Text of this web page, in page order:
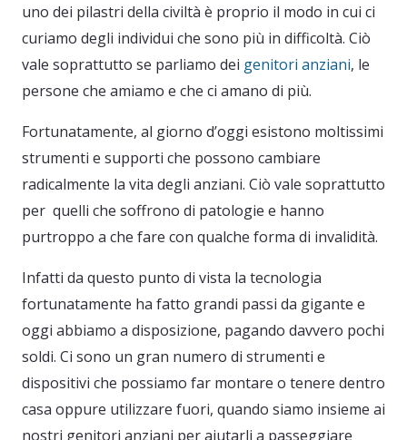
uno dei pilastri della civiltà è proprio il modo in cui ci
curiamo degli individui che sono più in difficoltà. Ciò
vale soprattutto se parliamo dei genitori anziani, le
persone che amiamo e che ci amano di più.
Fortunatamente, al giorno d’oggi esistono moltissimi
strumenti e supporti che possono cambiare
radicalmente la vita degli anziani. Ciò vale soprattutto
per quelli che soffrono di patologie e hanno
purtroppo a che fare con qualche forma di invalidità.
Infatti da questo punto di vista la tecnologia
fortunatamente ha fatto grandi passi da gigante e
oggi abbiamo a disposizione, pagando davvero pochi
soldi. Ci sono un gran numero di strumenti e
dispositivi che possiamo far montare o tenere dentro
casa oppure utilizzare fuori, quando siamo insieme ai
nostri genitori anziani per aiutarli a passeggiare